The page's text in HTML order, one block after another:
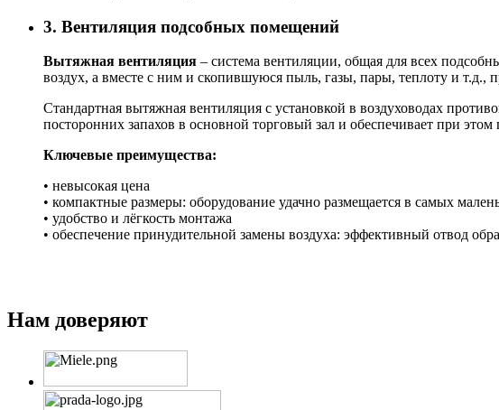
3. Вентиляция подсобных помещений
Вытяжная вентиляция – система вентиляции, общая для всех
воздух, а вместе с ним и скопившуюся пыль, газы, пары, теплоту и т.д.,
Стандартная вытяжная вентиляция с установкой в воздуховодах
посторонних запахов в основной торговый зал и обеспечивает при
Ключевые преимущества:
• невысокая цена
• компактные размеры: оборудование удачно размещается в самых
• удобство и лёгкость монтажа
• обеспечение принудительной замены воздуха: эффективный отвод
Нам доверяют